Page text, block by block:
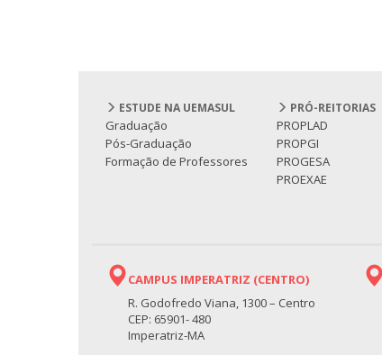
ESTUDE NA UEMASUL
Graduação
Pós-Graduação
Formação de Professores
PRÓ-REITORIAS
PROPLAD
PROPGI
PROGESA
PROEXAE
CAMPUS IMPERATRIZ (CENTRO)
R. Godofredo Viana, 1300 – Centro
CEP: 65901- 480
Imperatriz-MA